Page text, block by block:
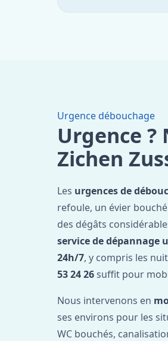
Urgence débouchage
Urgence ?
Zichen
Les urgences de
refoule, un évier
des dégâts
service de dépannage
24h/7, y compris les
53 24 26suffit pour
Nous intervenons en
ses environs pour les
WC bouchés,